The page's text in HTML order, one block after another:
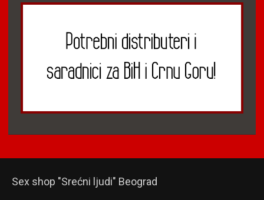
Sex shop "Srećni ljudi" Beograd